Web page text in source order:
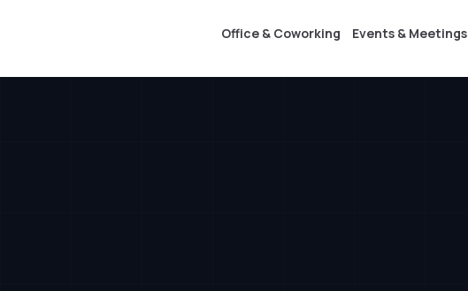
Office & Coworking Events & Meetings